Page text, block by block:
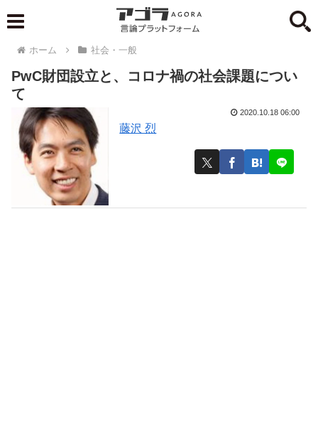
ホーム 社会・一般
PwC財団設立と、コロナ禍の社会課題につい
て
藤沢 烈
2020.10.18 06:00